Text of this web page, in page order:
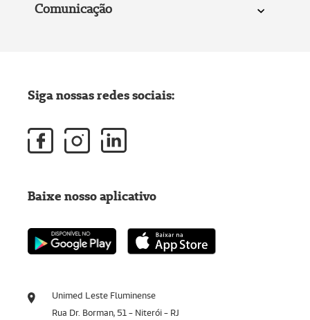
Comunicação
Unimed Leste Fluminense
Rua Dr. Borman, 51 - Niterói - RJ
Siga nossas redes sociais:
Baixe nosso aplicativo